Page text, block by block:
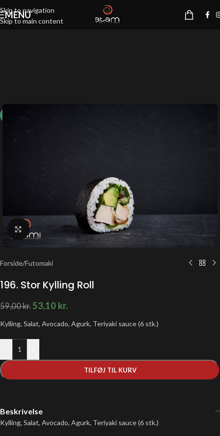
Skip to navigation
Skip to main content
MENU
Klik for at forstørre
Forside/Futomaki
196. Stor Kylling Roll
59,00kr. 53,10 kr.
Kylling, Salat, Avocado, Agurk, Teriyaki sauce (6 stk.)
TILFØJ TIL KURV
Beskrivelse
Kylling, Salat, Avocado, Agurk, Teriyaki sauce (6 stk.)